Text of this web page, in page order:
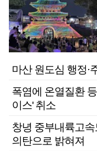
마산 원도심 행정·
폭염에 온열질환
이스' 취소
창녕 중부내륙고
의탄으로 밝혀져